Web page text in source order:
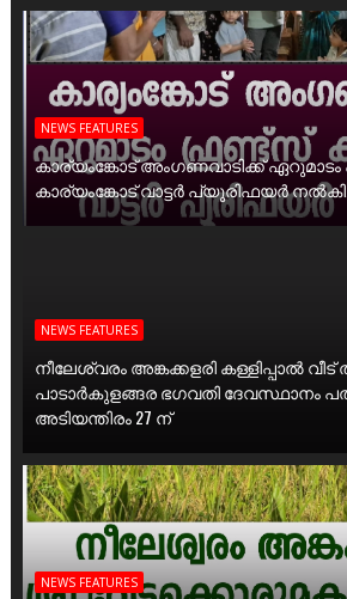
NEWS FEATURES
കാര്യംങ്കോട് അംഗണവാടിക്ക്
കാര്യംങ്കോട് വാട്ടർ പ്യൂരിഫയർ നൽകി.
NEWS FEATURES
നീലേശ്വരം അങ്കക്കളരി കള്ളിപ്പാൽ വീട്
പാടാർകുളങ്ങര ഭഗവതി ദേവസ്ഥാനം
അടിയന്തിരം 27 ന്
NEWS FEATURES